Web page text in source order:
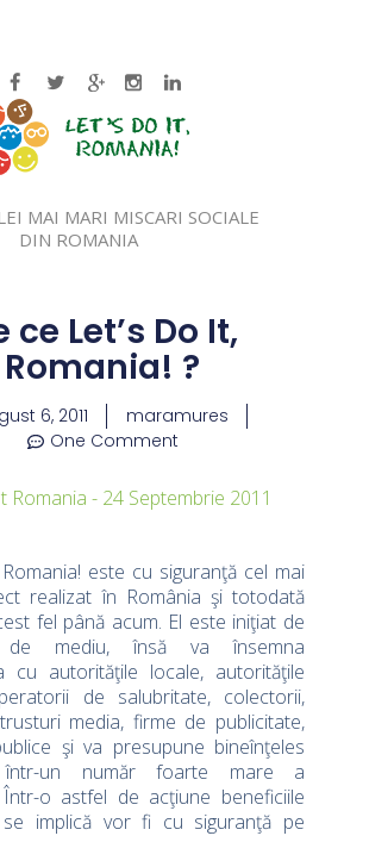
MAI MARI MISCARI SOCIALE
DIN ROMANIA
ce Let’s Do It,
Romania! ?
6, 2011
maramures
One Comment
este cu siguranţă cel mai
realizat în România şi totodată
fel până acum. El este iniţiat de
de mediu, însă va însemna
cu autorităţile locale, autorităţile
de salubritate, colectorii,
media, firme de publicitate,
şi va presupune bineînţeles
într-un număr foarte mare a
o astfel de acţiune beneficiile
implică vor fi cu siguranţă pe